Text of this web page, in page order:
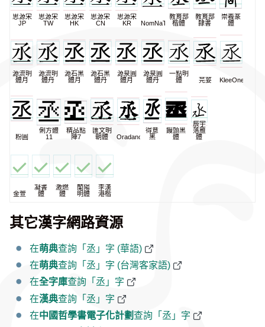
思源宋
JP
思源宋
TW
思源宋
HK
思源宋
CN
思源宋
KR
NomNaTong
教育部
楷體
教育部
隸書
崇羲篆
體
源流明
體月
源流明
體丹
源石黑
體月
源石黑
體丹
源泉圓
體月
源泉圓
體丹
一點明
體
芫荽 KleeOne
粉圓
俐方體
11
精品點
陣7
匯文明
朝體
Oradano
得意
黑
饅頭黑
體
辰宇
落雁
體
金萱
凝書
體
激燃
體
蘭陽
明體
李漢
港楷
其它漢字網路資源
在萌典查詢「丞」字 (華語)
在萌典查詢「丞」字 (台灣客家語)
在全字庫查詢「丞」字
在漢典查詢「丞」字
在中國哲學書電子化計劃查詢「丞」字